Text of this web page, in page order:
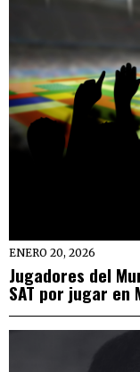
ENERO 20, 2026
Jugadores del
SAT por jugar en